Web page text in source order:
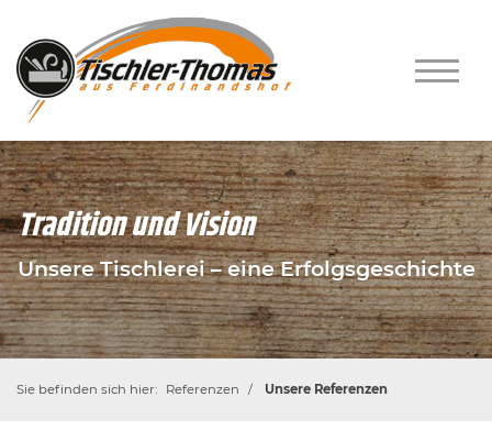
Tradition und Vision
Unsere Tischlerei – eine Erfolgsgeschichte
Sie befinden sich hier: Referenzen Unsere Referenzen